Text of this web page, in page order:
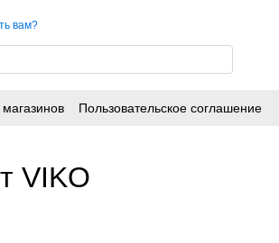
вам?
Пользовательское соглашение
VIKO